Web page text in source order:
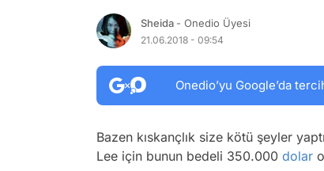
Sheida - Onedio Üyesi
21.06.2018 - 09:54
Onedio’yu Google’da
Bazen kıskançlık size kötü şeyler
Lee için bunun bedeli 350.000 dolar